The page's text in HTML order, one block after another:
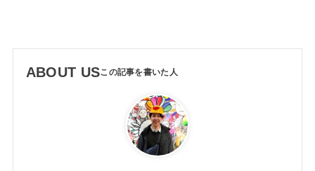
ABOUT US